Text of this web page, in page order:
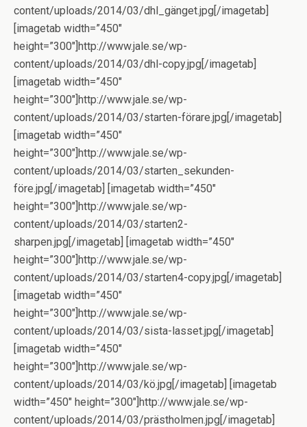
content/uploads/2014/03/dhl_gänget.jpg[/imagetab]
[imagetab width=”450″
height=”300″]http://www.jale.se/wp-
content/uploads/2014/03/dhl-copy.jpg[/imagetab]
[imagetab width=”450″
height=”300″]http://www.jale.se/wp-
content/uploads/2014/03/starten-förare.jpg[/imagetab]
[imagetab width=”450″
height=”300″]http://www.jale.se/wp-
content/uploads/2014/03/starten_sekunden-
före.jpg[/imagetab] [imagetab width=”450″
height=”300″]http://www.jale.se/wp-
content/uploads/2014/03/starten2-
sharpen.jpg[/imagetab] [imagetab width=”450″
height=”300″]http://www.jale.se/wp-
content/uploads/2014/03/starten4-copy.jpg[/imagetab]
[imagetab width=”450″
height=”300″]http://www.jale.se/wp-
content/uploads/2014/03/sista-lasset.jpg[/imagetab]
[imagetab width=”450″
height=”300″]http://www.jale.se/wp-
content/uploads/2014/03/kö.jpg[/imagetab] [imagetab
width=”450″ height=”300″]http://www.jale.se/wp-
content/uploads/2014/03/prästholmen.jpg[/imagetab]